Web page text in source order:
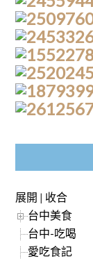
展開 | 收合
台中美食
台中-吃喝
愛吃食記